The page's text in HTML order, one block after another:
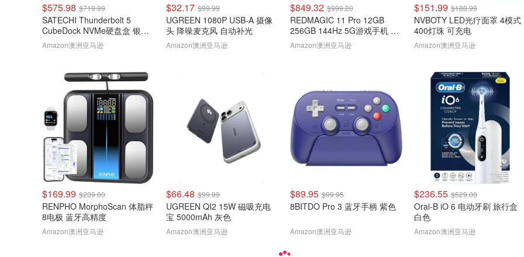
$575.98 $719.99
SATECHI Thunderbolt 5
CubeDock NVMe硬盘盒 银色
80Gbps 140W扩展坞
Amazon澳洲亚马逊
$32.17 $99.99
UGREEN 1080P USB-A 摄像
头 降噪麦克风 自动补光
Amazon澳洲亚马逊
$849.32 $999.20
REDMAGIC 11 Pro 12GB
256GB 144Hz 5G游戏手机 黑
色
Amazon澳洲亚马逊
$151.99 $188.99
NVBOTY LED光疗面罩 4模式
400灯珠 可充电
Amazon澳洲亚马逊
$169.99 $239.00
RENPHO MorphoScan 体脂秤
8电极 蓝牙高精度
Amazon澳洲亚马逊
$66.48 $99.99
UGREEN QI2 15W 磁吸充电
宝 5000mAh 灰色
Amazon澳洲亚马逊
$89.95 $99.95
8BITDO Pro 3 蓝牙手柄 紫色
Amazon澳洲亚马逊
$236.55 $529.00
Oral-B iO 6 电动牙刷 旅行盒
白色
Amazon澳洲亚马逊